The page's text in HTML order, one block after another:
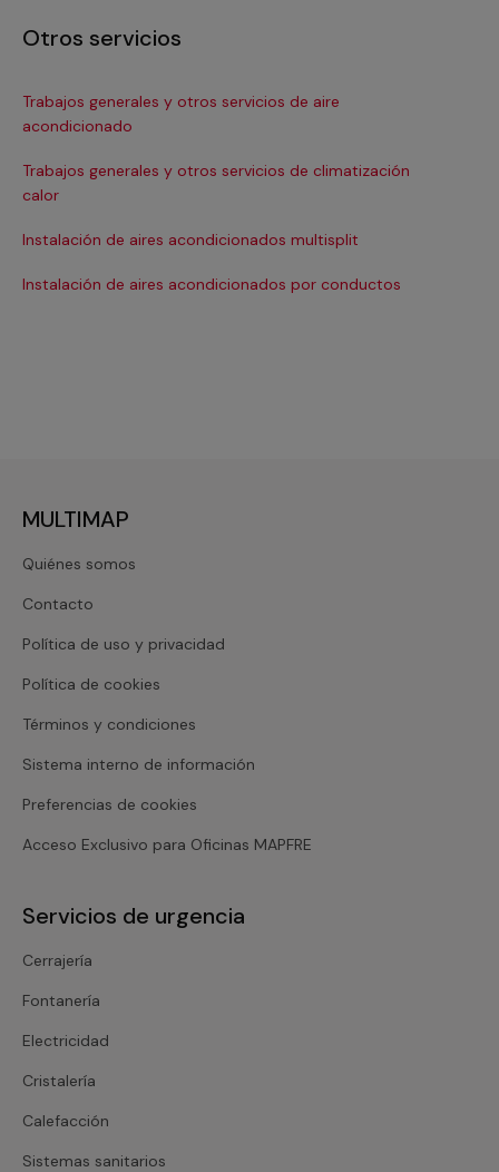
Otros servicios
Trabajos generales y otros servicios de aire
acondicionado
Trabajos generales y otros servicios de climatización
calor
Instalación de aires acondicionados multisplit
Instalación de aires acondicionados por conductos
MULTIMAP
Quiénes somos
Contacto
Política de uso y privacidad
Política de cookies
Términos y condiciones
Sistema interno de información
Preferencias de cookies
Acceso Exclusivo para Oficinas MAPFRE
Servicios de urgencia
Cerrajería
Fontanería
Electricidad
Cristalería
Calefacción
Sistemas sanitarios